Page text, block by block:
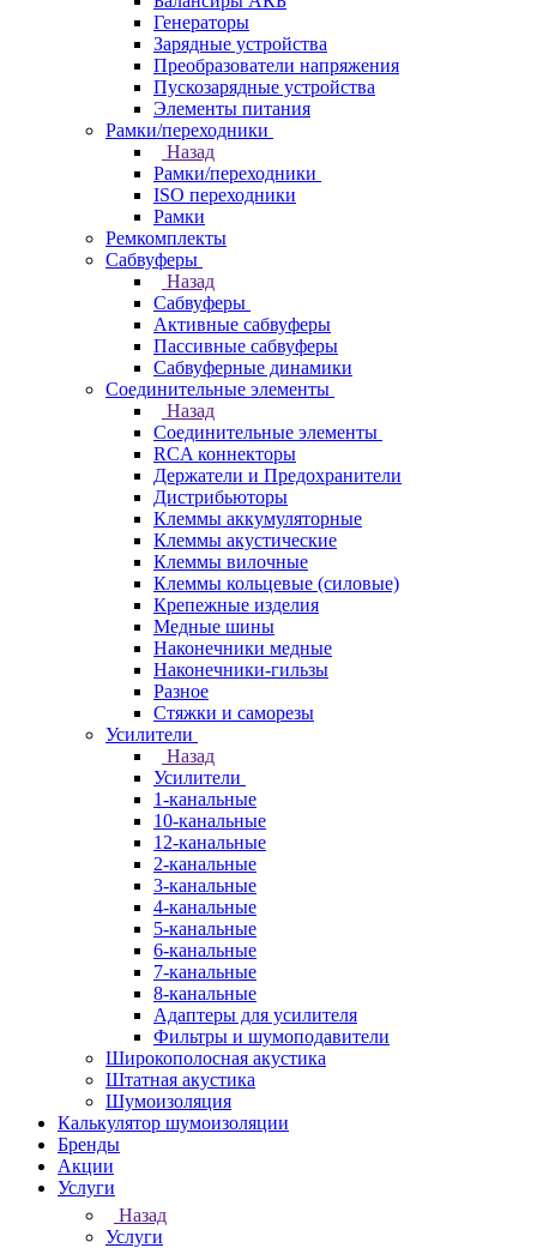
Генераторы
Зарядные устройства
Преобразователи напряжения
Пускозарядные устройства
Элементы питания
Рамки/переходники
Назад
Рамки/переходники
ISO переходники
Рамки
Ремкомплекты
Сабвуферы
Назад
Сабвуферы
Активные сабвуферы
Пассивные сабвуферы
Сабвуферные динамики
Соединительные элементы
Назад
Соединительные элементы
RCA коннекторы
Держатели и Предохранители
Дистрибьюторы
Клеммы аккумуляторные
Клеммы акустические
Клеммы вилочные
Клеммы кольцевые (силовые)
Крепежные изделия
Медные шины
Наконечники медные
Наконечники-гильзы
Разное
Стяжки и саморезы
Усилители
Назад
Усилители
1-канальные
10-канальные
12-канальные
2-канальные
3-канальные
4-канальные
5-канальные
6-канальные
7-канальные
8-канальные
Адаптеры для усилителя
Фильтры и шумоподавители
Широкополосная акустика
Штатная акустика
Шумоизоляция
Калькулятор шумоизоляции
Бренды
Акции
Услуги
Назад
Услуги